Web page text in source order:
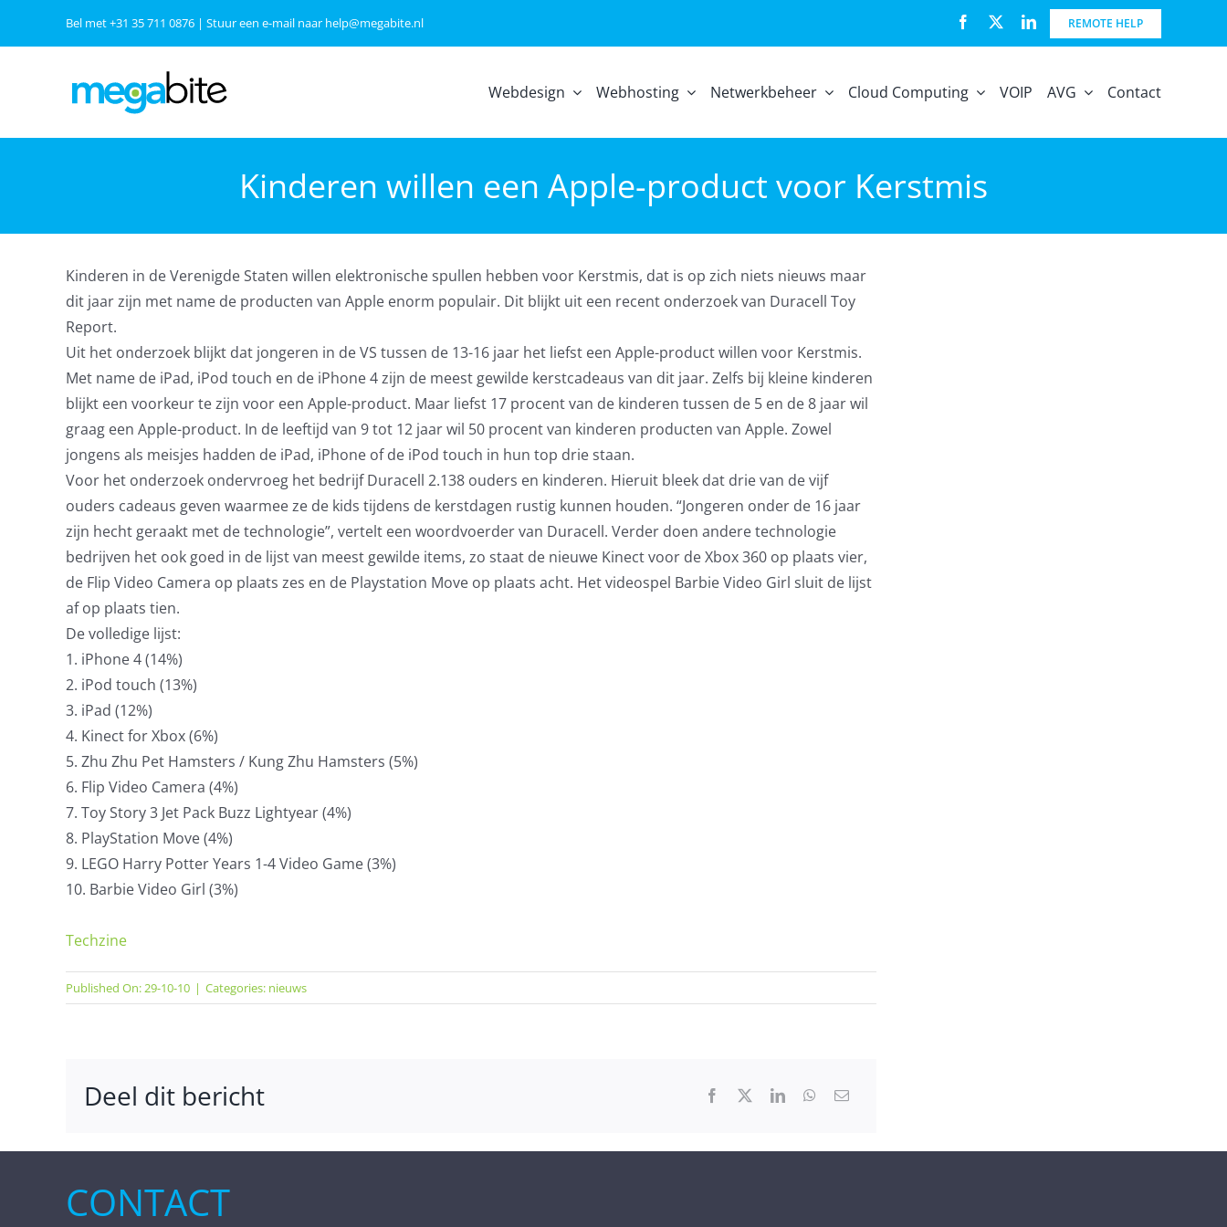
Bel met+31 35 711 0876| Stuur een e-mail naar help@megabite.nl REMOTE HELP
Webdesign Webhosting Netwerkbeheer Cloud Computing VOIP AVG Contact
Kinderen willen een Apple-product voor Kerstmis
Kinderen in de Verenigde Staten willen elektronische spullen hebben voor Kerstmis, dat is op zich niets nieuws maar
dit jaar zijn met name de producten van Apple enorm populair. Dit blijkt uit een recent onderzoek van Duracell Toy
Report.
Uit het onderzoek blijkt dat jongeren in de VS tussen de 13-16 jaar het liefst een Apple-product willen voor Kerstmis.
Met name de iPad, iPod touch en de iPhone 4 zijn de meest gewilde kerstcadeaus van dit jaar. Zelfs bij kleine kinderen
blijkt een voorkeur te zijn voor een Apple-product. Maar liefst 17 procent van de kinderen tussen de 5 en de 8 jaar wil
graag een Apple-product. In de leeftijd van 9 tot 12 jaar wil 50 procent van kinderen producten van Apple. Zowel
jongens als meisjes hadden de iPad, iPhone of de iPod touch in hun top drie staan.
Voor het onderzoek ondervroeg het bedrijf Duracell 2.138 ouders en kinderen. Hieruit bleek dat drie van de vijf
ouders cadeaus geven waarmee ze de kids tijdens de kerstdagen rustig kunnen houden. “Jongeren onder de 16 jaar
zijn hecht geraakt met de technologie”, vertelt een woordvoerder van Duracell. Verder doen andere technologie
bedrijven het ook goed in de lijst van meest gewilde items, zo staat de nieuwe Kinect voor de Xbox 360 op plaats vier,
de Flip Video Camera op plaats zes en de Playstation Move op plaats acht. Het videospel Barbie Video Girl sluit de lijst
af op plaats tien.
De volledige lijst:
1. iPhone 4 (14%)
2. iPod touch (13%)
3. iPad (12%)
4. Kinect for Xbox (6%)
5. Zhu Zhu Pet Hamsters / Kung Zhu Hamsters (5%)
6. Flip Video Camera (4%)
7. Toy Story 3 Jet Pack Buzz Lightyear (4%)
8. PlayStation Move (4%)
9. LEGO Harry Potter Years 1-4 Video Game (3%)
10. Barbie Video Girl (3%)
Techzine
Published On: 29-10-10 | Categories: nieuws
Deel dit bericht
CONTACT